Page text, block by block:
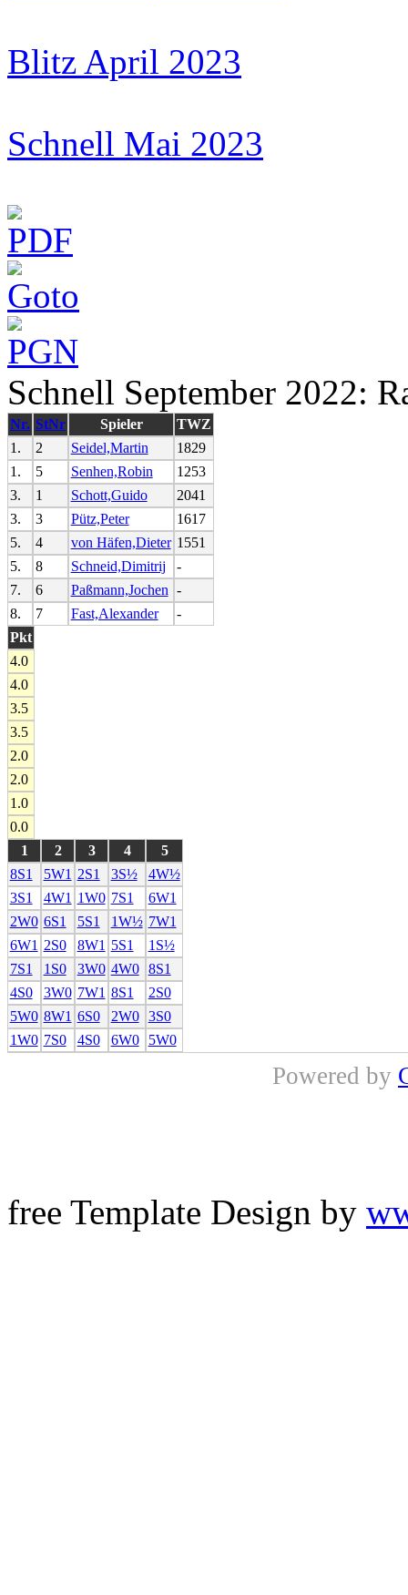
Blitz April 2023
Schnell Mai 2023
Schnell September 2022:
Nr. StNr Spieler
TWZ
1.
2 Seidel,Martin
1829
1.
5 Senhen,Robin
1253
3.
1 Schott,Guido
2041
3.
3 Pütz,Peter
1617
5.
4 von Häfen,Dieter 1551
5.
8 Schneid,Dimitrij
-
7.
6 Paßmann,Jochen -
8.
7 Fast,Alexander
-
Pkt
4.0
4.0
3.5
3.5
2.0
2.0
1.0
0.0
1
2 3 4
5
8S1
5W1 2S1 3S½
4W½
3S1
4W1 1W0 7S1
6W1
2W0 6S1 5S1 1W½ 7W1
6W1 2S0 8W1 5S1
1S½
7S1
1S0 3W0 4W0
8S1
4S0
3W0 7W1 8S1
2S0
5W0 8W1 6S0 2W0
3S0
1W0 7S0 4S0 6W0 5W0
Powered by
free Template Design by